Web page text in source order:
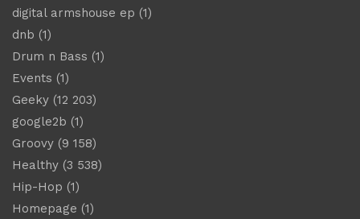
digital armshouse ep (1)
dnb (1)
Drum n Bass (1)
Events (1)
Geeky (12 203)
google2b (1)
Groovy (9 158)
Healthy (3 538)
Hip-Hop (1)
Homepage (1)